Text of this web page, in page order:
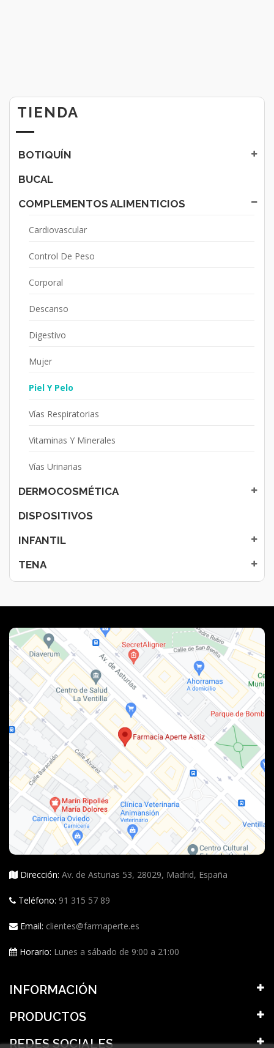
TIENDA
BOTIQUÍN
BUCAL
COMPLEMENTOS ALIMENTICIOS
Cardiovascular
Control De Peso
Corporal
Descanso
Digestivo
Mujer
Piel Y Pelo
Vías Respiratorias
Vitaminas Y Minerales
Vías Urinarias
DERMOCOSMÉTICA
DISPOSITIVOS
INFANTIL
TENA
Dirección: Av. de Asturias 53, 28029, Madrid, España
Teléfono: 91 315 57 89
Email: clientes@farmaperte.es
Horario: Lunes a sábado de 9:00 a 21:00
INFORMACIÓN
PRODUCTOS
REDES SOCIALES